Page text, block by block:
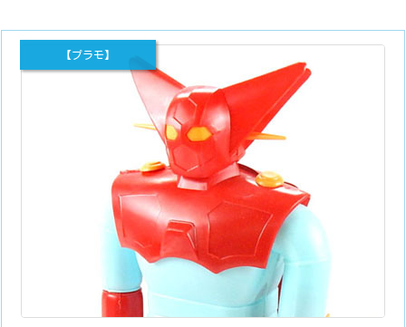
【プラモ】